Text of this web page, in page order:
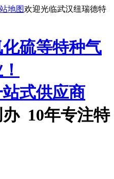
地图欢迎光临武汉纽瑞德特
式供应商
10年专注特